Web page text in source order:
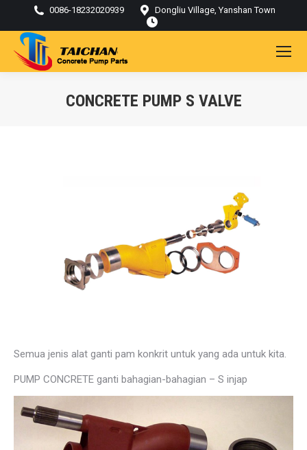
0086-18232020939 Dongliu Village, Yanshan Town
CONCRETE PUMP S VALVE
Semua jenis alat ganti pam konkrit untuk yang ada untuk kita.
PUMP CONCRETE ganti bahagian-bahagian – S injap